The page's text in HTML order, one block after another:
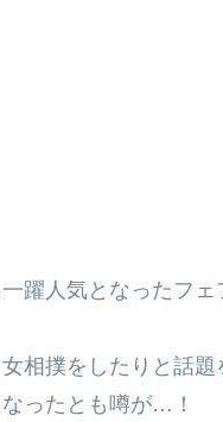
躍人気となったフェ
相撲をしたりと話
ったとも噂が…！